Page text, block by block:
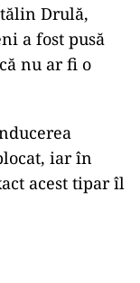
Drulă,
a fost pusă
nu ar fi o
iar în
acest tipar îl